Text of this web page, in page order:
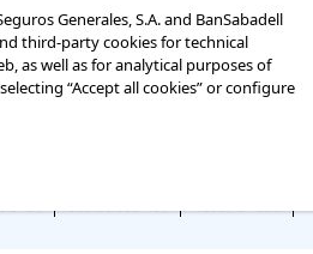
Generales, S.A. and BanSabadell
third-party cookies for technical
as well as for analytical purposes of
“Accept all cookies” or configure